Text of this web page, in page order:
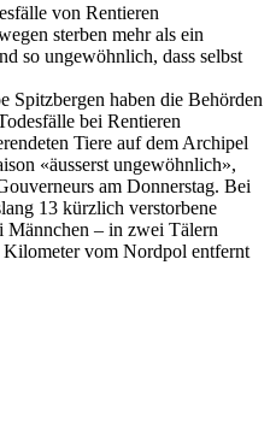
von Rentieren
sterben mehr als ein
so ungewöhnlich, dass selbst
Spitzbergen haben die Behörden
bei Rentieren
Tiere auf dem Archipel
«äusserst ungewöhnlich»,
am Donnerstag. Bei
13 kürzlich verstorbene
Männchen – in zwei Tälern
vom Nordpol entfernt